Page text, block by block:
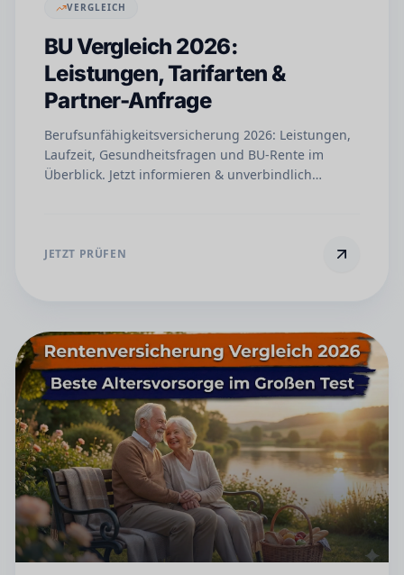
VERGLEICH
BU Vergleich 2026:
Leistungen, Tarifarten &
Partner-Anfrage
Berufsunfähigkeitsversicherung 2026: Leistungen,
Laufzeit, Gesundheitsfragen und BU-Rente im
Überblick. Jetzt informieren & unverbindlich
JETZT PRÜFEN